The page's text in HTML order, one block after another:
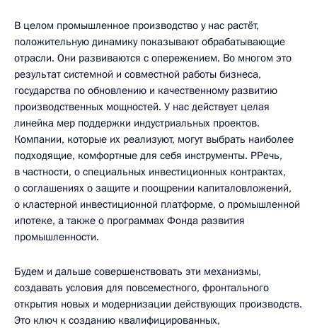
В целом промышленное производство у нас растёт,
положительную динамику показывают обрабатывающие
отрасли. Они развиваются с опережением. Во многом это
результат системной и совместной работы бизнеса,
государства по обновлению и качественному развитию
производственных мощностей. У нас действует целая
линейка мер поддержки индустриальных проектов.
Компании, которые их реализуют, могут выбрать наиболее
подходящие, комфортные для себя инструменты. РРечь,
в частности, о специальных инвестиционных контрактах,
о соглашениях о защите и поощрении капиталовложений,
о кластерной инвестиционной платформе, о промышленной
ипотеке, а также о программах Фонда развития
промышленности.
Будем и дальше совершенствовать эти механизмы,
создавать условия для повсеместного, фронтального
открытия новых и модернизации действующих производств.
Это ключ к созданию квалифицированных,